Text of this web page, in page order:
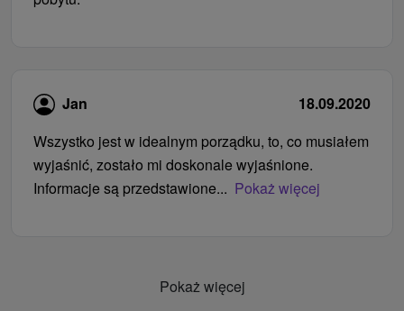
Jan
18.09.2020
Wszystko jest w idealnym porządku, to, co musiałem
wyjaśnić, zostało mi doskonale wyjaśnione.
Informacje są przedstawione... Pokaż więcej
Pokaż więcej